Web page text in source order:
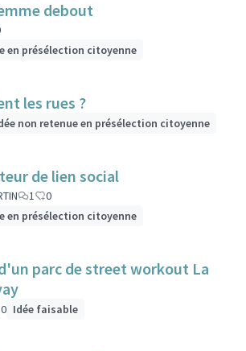
debout
en présélection citoyenne
les rues ?
non retenue en présélection citoyenne
de lien social
1
0
en présélection citoyenne
parc de street workout La
0 Idée faisable